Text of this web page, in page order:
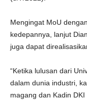
Mengingat MoU
kedepannya, lanjut
juga dapat
“Ketika lulusan dari
dalam dunia industri,
magang dan Kadin